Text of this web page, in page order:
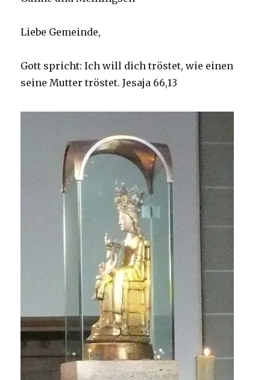
Liebe Gemeinde,
Gott spricht: Ich will dich tröstet, wie einen
seine Mutter tröstet. Jesaja 66,13